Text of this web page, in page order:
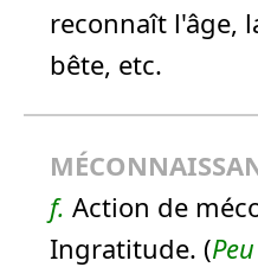
reconnaît l'âge,
bête, etc.
MÉCON
f. Action de
Ingratitude. (